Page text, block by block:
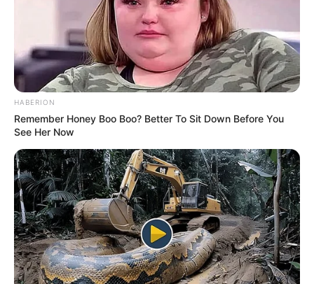
Правоохоронці повідомляють, що хлопчик був
передчасно народженим і раніше мав проблеми з
дихальними шляхами. Увечері 23 січня його
госпіталізували через погіршення стану, після чого
він був переведений до реанімації, де згодом помер.
Для встановлення остаточної причини смерті
процесуальні рішення будуть ухвалені після
отримання її результатів.
Позиція лікарні
Адміністрація Закарпатської обласної дитячої лікарні
підтвердила факт смерті маленького пацієнта та
HABERION
Remember Honey Boo Boo? Better To Sit Down Before You
See Her Now